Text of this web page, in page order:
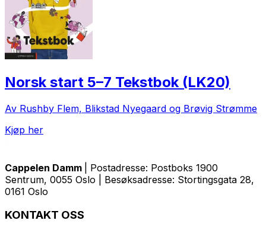
Norsk start 5–7 Tekstbok (LK20)
Av Rushby Flem, Blikstad Nyegaard og Brøvig Strømme
Kjøp her
Cappelen Damm
| Postadresse: Postboks 1900
Sentrum, 0055 Oslo | Besøksadresse: Stortingsgata 28,
0161 Oslo
KONTAKT OSS